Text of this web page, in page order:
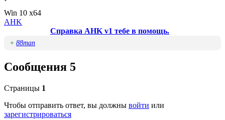
Win 10 x64
AHK
Справка AHK v1 тебе в помощь.
+ 88man
Сообщения 5
Страницы 1
Чтобы отправить ответ, вы должны войти или
зарегистрироваться